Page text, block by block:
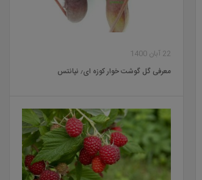
22 آبان 1400
معرفی گل گوشت خوار کوزه ای٫ نپانتس